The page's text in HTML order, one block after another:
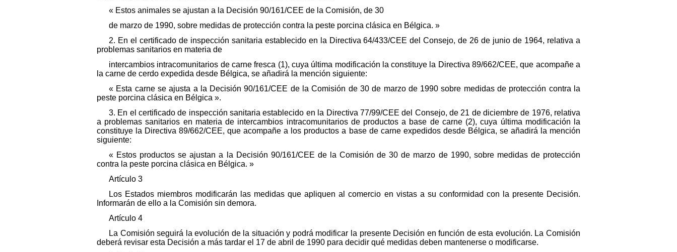
« Estos animales se ajustan a la Decisión 90/161/CEE de la Comisión, de 30
de marzo de 1990, sobre medidas de protección contra la peste porcina clásica en Bélgica. »
2. En el certificado de inspección sanitaria establecido en la Directiva 64/433/CEE del Consejo, de 26 de junio de 1964, relativa a
problemas sanitarios en materia de
intercambios intracomunitarios de carne fresca (1), cuya última modificación la constituye la Directiva 89/662/CEE, que acompañe a
la carne de cerdo expedida desde Bélgica, se añadirá la mención siguiente:
« Esta carne se ajusta a la Decisión 90/161/CEE de la Comisión de 30 de marzo de 1990 sobre medidas de protección contra la
peste porcina clásica en Bélgica ».
3. En el certificado de inspección sanitaria establecido en la Directiva 77/99/CEE del Consejo, de 21 de diciembre de 1976, relativa
a problemas sanitarios en materia de intercambios intracomunitarios de productos a base de carne (2), cuya última modificación la
constituye la Directiva 89/662/CEE, que acompañe a los productos a base de carne expedidos desde Bélgica, se añadirá la mención
siguiente:
« Estos productos se ajustan a la Decisión 90/161/CEE de la Comisión de 30 de marzo de 1990, sobre medidas de protección
contra la peste porcina clásica en Bélgica. »
Artículo 3
Los Estados miembros modificarán las medidas que apliquen al comercio en vistas a su conformidad con la presente Decisión.
Informarán de ello a la Comisión sin demora.
Artículo 4
La Comisión seguirá la evolución de la situación y podrá modificar la presente Decisión en función de esta evolución. La Comisión
deberá revisar esta Decisión a más tardar el 17 de abril de 1990 para decidir qué medidas deben mantenerse o modificarse.